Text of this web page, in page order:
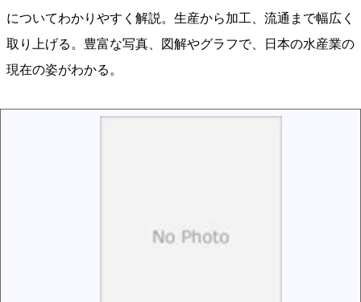
についてわかりやすく解説。生産から加工、流通まで幅広く
取り上げる。豊富な写真、図解やグラフで、日本の水産業の
現在の姿がわかる。